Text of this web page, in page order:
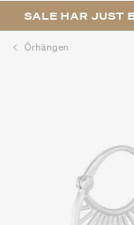
SALE HAR JUST
Örhängen